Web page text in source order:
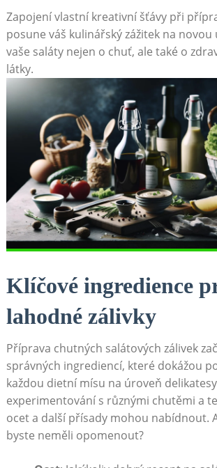
Zapojení vlastní kreativní šťávy při
posune váš kulinářský zážitek na
vaše saláty nejen o chuť, ale také o
látky.
Klíčové ingredience
lahodné zálivky
Příprava‍ chutných ‌salátových zálivek
správných ingrediencí, které dokážou
každou dietní mísu na úroveň
experimentování s různými chutěmi a
ocet a ‍další přísady mohou ‌nabídnout.
byste neměli opomenout?